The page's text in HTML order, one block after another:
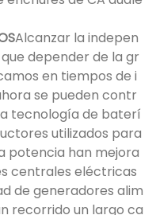
Alcanzar la indepen
depender de la gr
en tiempos de i
se pueden contr
tecnología de baterí
utilizados para
potencia han mejora
centrales eléctricas
de generadores alim
recorrido un largo ca